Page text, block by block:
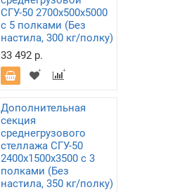
СГУ-50 2700х500х5000
с 5 полками (Без
настила, 300 кг/полку)
33 492 р.
Дополнительная
секция
среднегрузового
стеллажа СГУ-50
2400х1500х3500 с 3
полками (Без
настила, 350 кг/полку)